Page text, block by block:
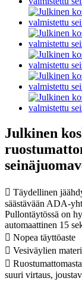
Julkinen
 Täydellinen
säästävään ADA-
Pullontäytössä on
automaattinen 15
 Nopea täyttöaste
 Vesiväylien

suuri virtaus,